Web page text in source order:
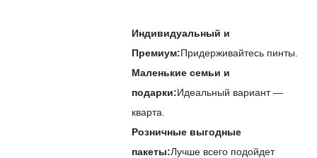
Индивидуальный и
Премиум:Придерживайтесь пинты.
Маленькие семьи и
подарки:Идеальный вариант —
кварта.
Розничные выгодные
пакеты:Лучше всего подойдет